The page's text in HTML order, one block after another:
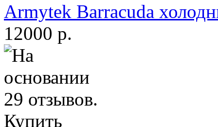
Armytek Barracuda
12000 р.
Купить